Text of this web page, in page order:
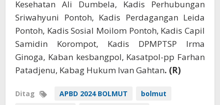
Kesehatan Ali Dumbela, Kadis Perhubungan
Sriwahyuni Pontoh, Kadis Perdagangan Leida
Pontoh, Kadis Sosial Moilom Pontoh, Kadis Capil
Samidin Korompot, Kadis DPMPTSP Irma
Ginoga, Kaban kesbangpol, Kasatpol-pp Farhan
Patadjenu, Kabag Hukum Ivan Gahtan. (R)
Ditag APBD 2024 BOLMUT
bolmut